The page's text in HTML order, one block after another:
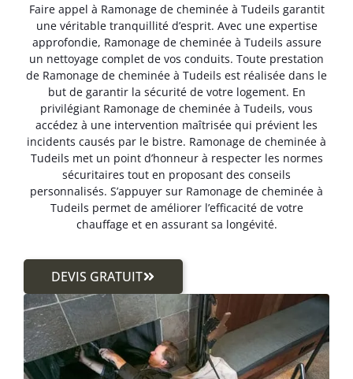
Faire appel à Ramonage de cheminée à Tudeils garantit
une véritable tranquillité d’esprit. Avec une expertise
approfondie, Ramonage de cheminée à Tudeils assure
un nettoyage complet de vos conduits. Toute prestation
de Ramonage de cheminée à Tudeils est réalisée dans le
but de garantir la sécurité de votre logement. En
privilégiant Ramonage de cheminée à Tudeils, vous
accédez à une intervention maîtrisée qui prévient les
incidents causés par le bistre. Ramonage de cheminée à
Tudeils met un point d’honneur à respecter les normes
sécuritaires tout en proposant des conseils
personnalisés. S’appuyer sur Ramonage de cheminée à
Tudeils permet de améliorer l’efficacité de votre
chauffage et en assurant sa longévité.
DEVIS GRATUIT